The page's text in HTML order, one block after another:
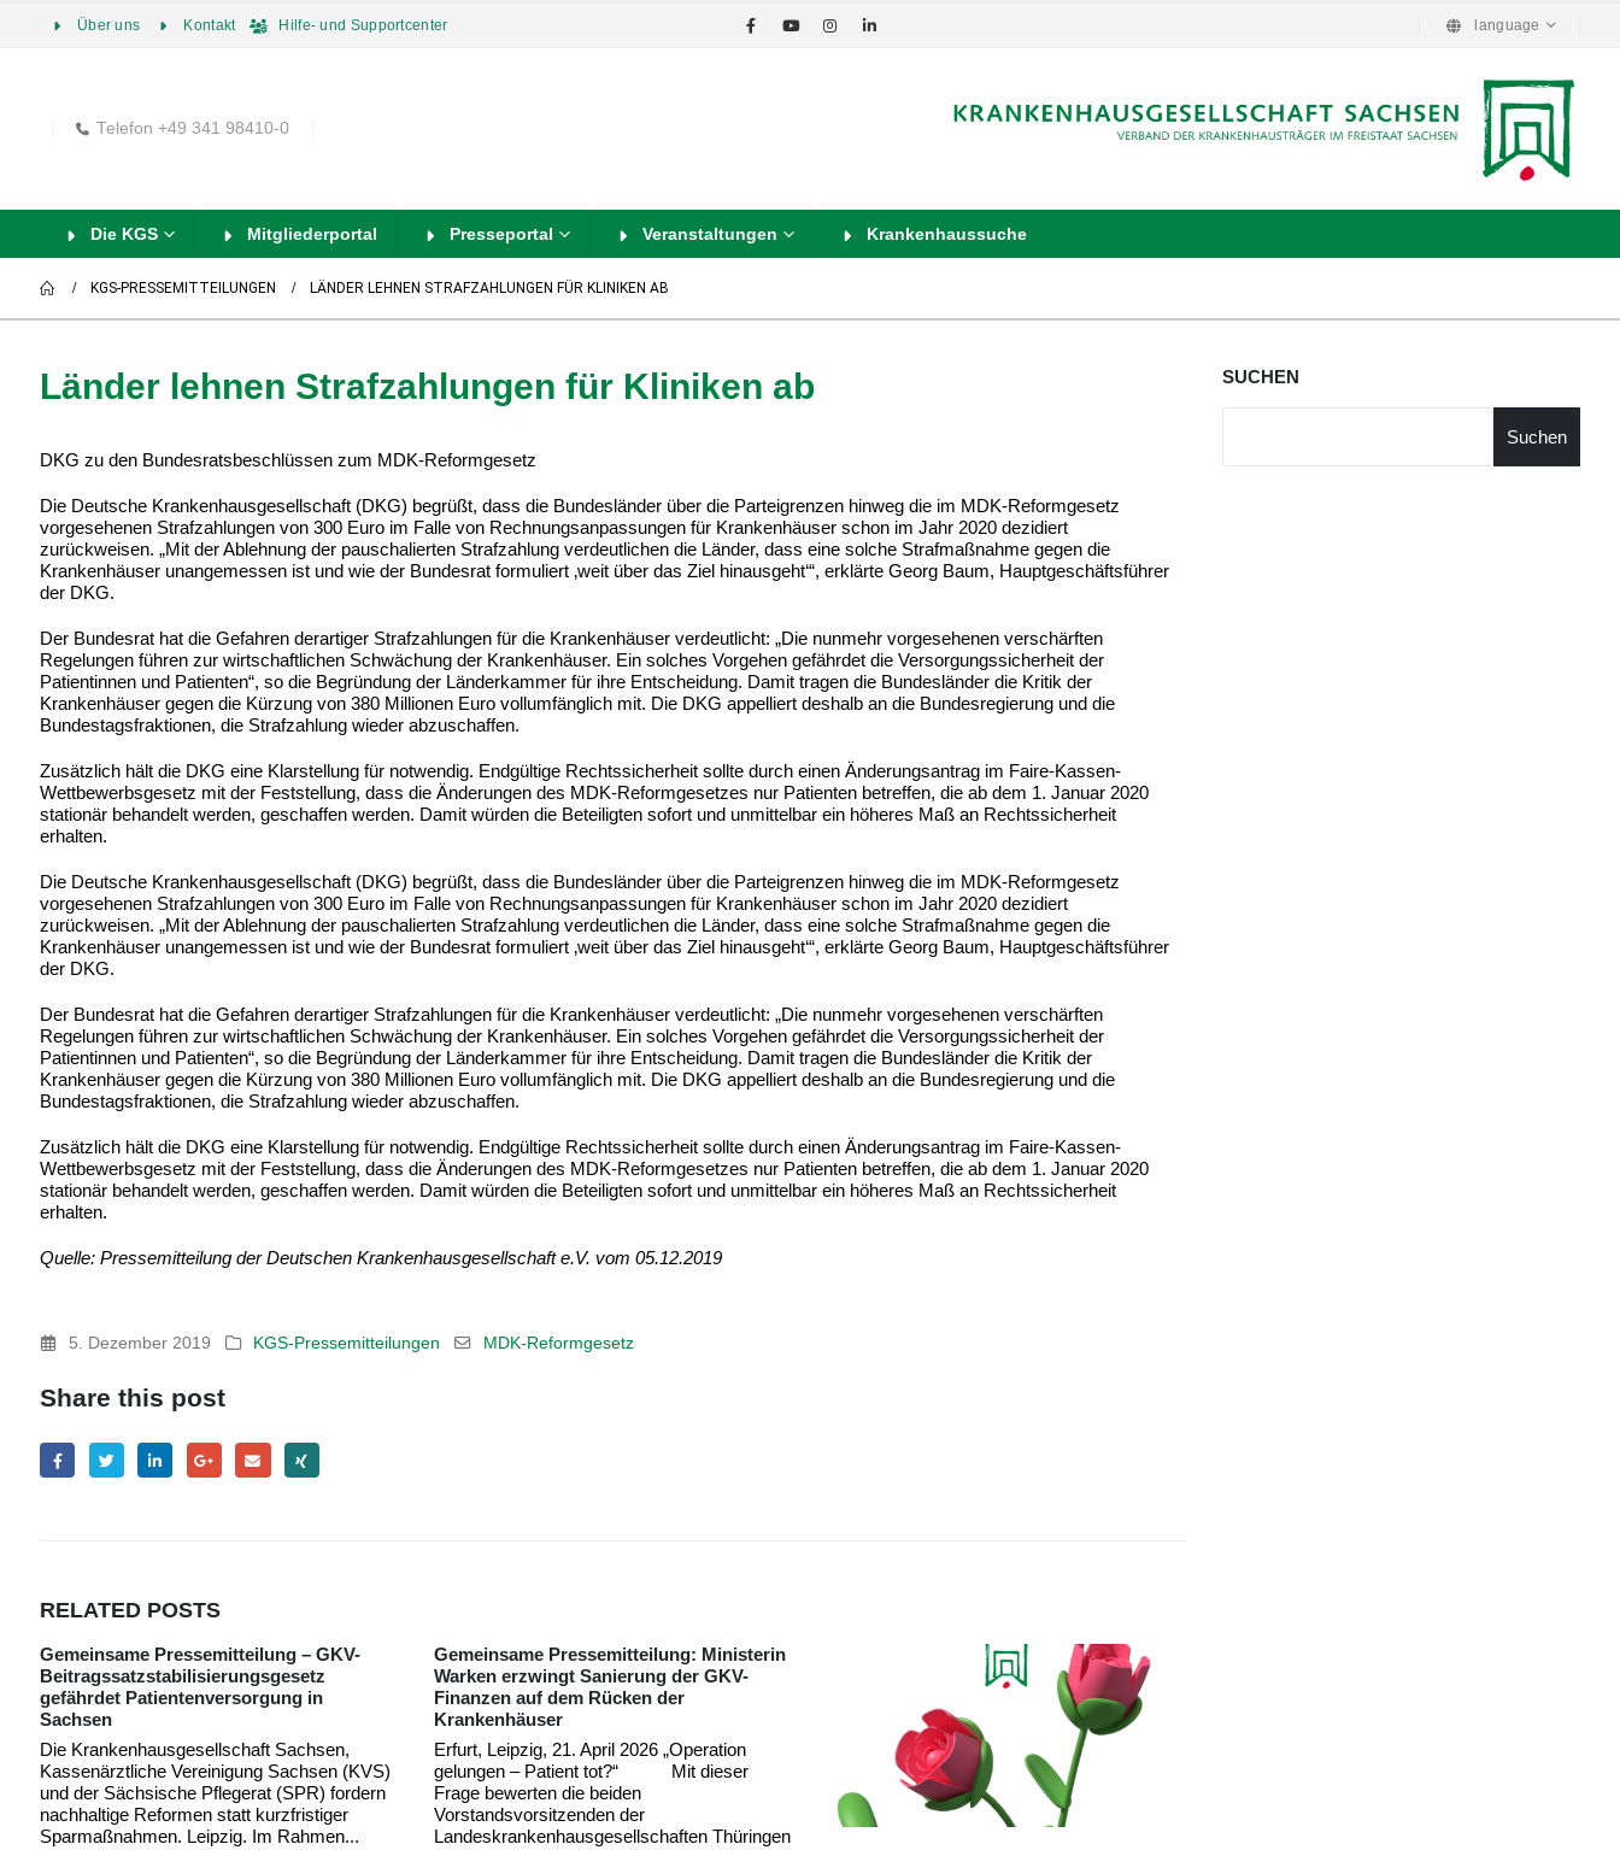
Über uns Kontakt Hilfe- und Supportcenter language
Telefon +49 341 98410-0
Die KGS Mitgliederportal Presseportal Veranstaltungen Krankenhaussuche
KGS-PRESSEMITTEILUNGEN LÄNDER LEHNEN STRAFZAHLUNGEN FÜR KLINIKEN AB
Länder lehnen Strafzahlungen für Kliniken ab
DKG zu den Bundesratsbeschlüssen zum MDK-Reformgesetz
Die Deutsche Krankenhausgesellschaft (DKG) begrüßt, dass die Bundesländer über die Parteigrenzen hinweg die im MDK-Reformgesetz
vorgesehenen Strafzahlungen von 300 Euro im Falle von Rechnungsanpassungen für Krankenhäuser schon im Jahr 2020 dezidiert
zurückweisen. „Mit der Ablehnung der pauschalierten Strafzahlung verdeutlichen die Länder, dass eine solche Strafmaßnahme gegen die
Krankenhäuser unangemessen ist und wie der Bundesrat formuliert ‚weit über das Ziel hinausgeht‘“, erklärte Georg Baum, Hauptgeschäftsführer
der DKG.
Der Bundesrat hat die Gefahren derartiger Strafzahlungen für die Krankenhäuser verdeutlicht: „Die nunmehr vorgesehenen verschärften
Regelungen führen zur wirtschaftlichen Schwächung der Krankenhäuser. Ein solches Vorgehen gefährdet die Versorgungssicherheit der
Patientinnen und Patienten“, so die Begründung der Länderkammer für ihre Entscheidung. Damit tragen die Bundesländer die Kritik der
Krankenhäuser gegen die Kürzung von 380 Millionen Euro vollumfänglich mit. Die DKG appelliert deshalb an die Bundesregierung und die
Bundestagsfraktionen, die Strafzahlung wieder abzuschaffen.
Zusätzlich hält die DKG eine Klarstellung für notwendig. Endgültige Rechtssicherheit sollte durch einen Änderungsantrag im Faire-Kassen-
Wettbewerbsgesetz mit der Feststellung, dass die Änderungen des MDK-Reformgesetzes nur Patienten betreffen, die ab dem 1. Januar 2020
stationär behandelt werden, geschaffen werden. Damit würden die Beteiligten sofort und unmittelbar ein höheres Maß an Rechtssicherheit
erhalten.
Die Deutsche Krankenhausgesellschaft (DKG) begrüßt, dass die Bundesländer über die Parteigrenzen hinweg die im MDK-Reformgesetz
vorgesehenen Strafzahlungen von 300 Euro im Falle von Rechnungsanpassungen für Krankenhäuser schon im Jahr 2020 dezidiert
zurückweisen. „Mit der Ablehnung der pauschalierten Strafzahlung verdeutlichen die Länder, dass eine solche Strafmaßnahme gegen die
Krankenhäuser unangemessen ist und wie der Bundesrat formuliert ‚weit über das Ziel hinausgeht‘“, erklärte Georg Baum, Hauptgeschäftsführer
der DKG.
Der Bundesrat hat die Gefahren derartiger Strafzahlungen für die Krankenhäuser verdeutlicht: „Die nunmehr vorgesehenen verschärften
Regelungen führen zur wirtschaftlichen Schwächung der Krankenhäuser. Ein solches Vorgehen gefährdet die Versorgungssicherheit der
Patientinnen und Patienten“, so die Begründung der Länderkammer für ihre Entscheidung. Damit tragen die Bundesländer die Kritik der
Krankenhäuser gegen die Kürzung von 380 Millionen Euro vollumfänglich mit. Die DKG appelliert deshalb an die Bundesregierung und die
Bundestagsfraktionen, die Strafzahlung wieder abzuschaffen.
Zusätzlich hält die DKG eine Klarstellung für notwendig. Endgültige Rechtssicherheit sollte durch einen Änderungsantrag im Faire-Kassen-
Wettbewerbsgesetz mit der Feststellung, dass die Änderungen des MDK-Reformgesetzes nur Patienten betreffen, die ab dem 1. Januar 2020
stationär behandelt werden, geschaffen werden. Damit würden die Beteiligten sofort und unmittelbar ein höheres Maß an Rechtssicherheit
erhalten.
Quelle: Pressemitteilung der Deutschen Krankenhausgesellschaft e.V. vom 05.12.2019
5. Dezember 2019 KGS-Pressemitteilungen MDK-Reformgesetz
Share this post
RELATED POSTS
Gemeinsame Pressemitteilung: Ministerin
Warken erzwingt Sanierung der GKV-
Finanzen auf dem Rücken der
Krankenhäuser
Erfurt, Leipzig, 21. April 2026 „Operation
gelungen – Patient tot?“ Mit dieser
Frage bewerten die beiden
Vorstandsvorsitzenden der
Landeskrankenhausgesellschaften Thüringen
SUCHEN
Suchen